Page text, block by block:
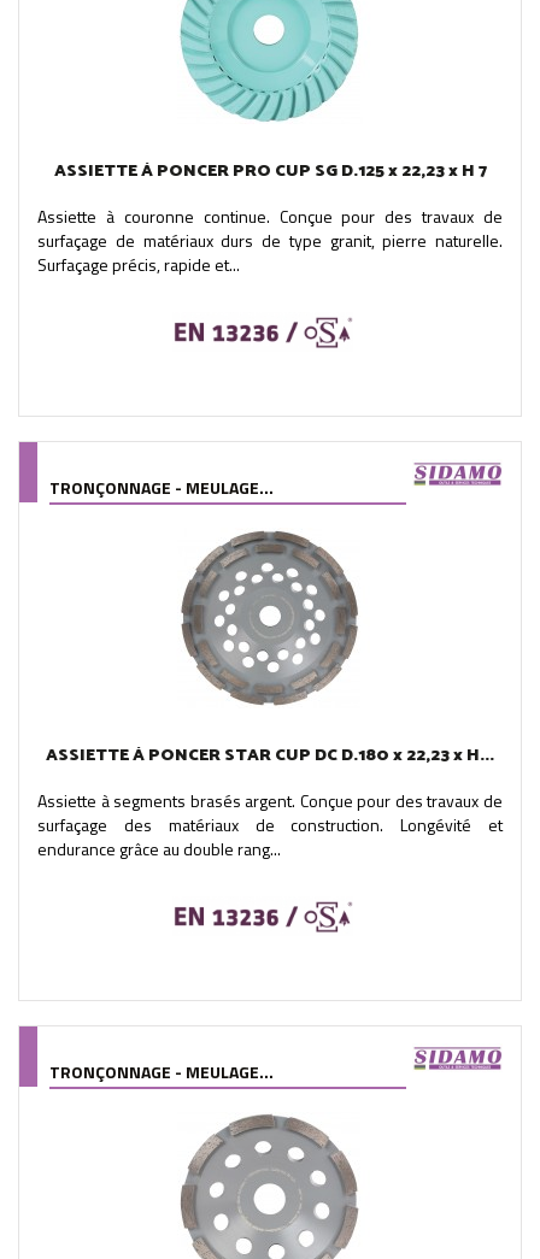
ASSIETTE À PONCER PRO CUP SG D.125 x 22,23 x H 7
Assiette à couronne continue. Conçue pour des travaux de
surfaçage de matériaux durs de type granit, pierre naturelle.
Surfaçage précis, rapide et...
TRONÇONNAGE - MEULAGE...
ASSIETTE À PONCER STAR CUP DC D.180 x 22,23 x H...
Assiette à segments brasés argent. Conçue pour des travaux de
surfaçage des matériaux de construction. Longévité et
endurance grâce au double rang...
TRONÇONNAGE - MEULAGE...